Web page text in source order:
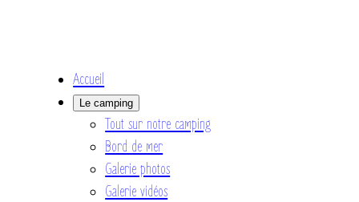
Accueil
Le camping
Tout sur notre camping
Bord de mer
Galerie photos
Galerie vidéos